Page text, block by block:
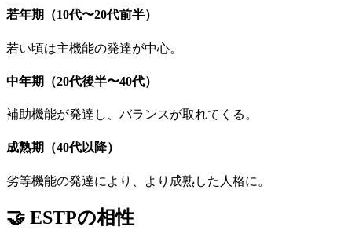
若年期（10代〜20代前半）
若い頃は主機能の発達が中心。
中年期（20代後半〜40代）
補助機能が発達し、バランスが取れてくる。
成熟期（40代以降）
劣等機能の発達により、より成熟した人格に。
🤝 ESTPの相性